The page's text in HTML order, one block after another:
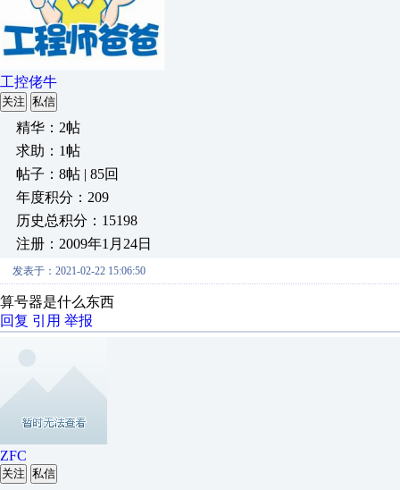
工控佬牛
关注 私信
精华：2帖
求助：1帖
帖子：8帖 | 85回
年度积分：209
历史总积分：15198
注册：2009年1月24日
发表于：2021-02-22 15:06:50
算号器是什么东西
回复 引用 举报
ZFC
关注 私信